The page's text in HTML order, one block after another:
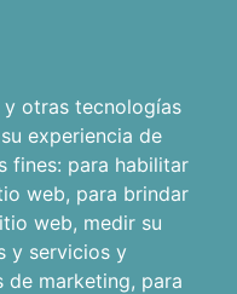
otras tecnologías
experiencia de
fines: para habilitar
web, para brindar
web, medir su
y servicios y
de marketing, para